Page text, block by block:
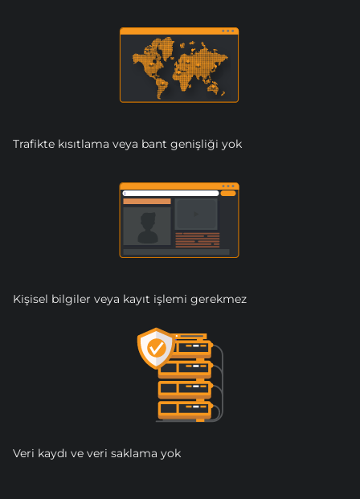
Trafikte kısıtlama veya bant genişliği yok
Kişisel bilgiler veya kayıt işlemi gerekmez
Veri kaydı ve veri saklama yok